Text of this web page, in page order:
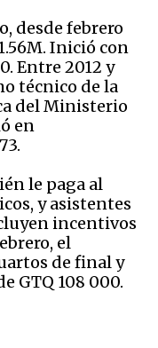
desde febrero
Inició con
Entre 2012 y
técnico de la
del Ministerio
en
le paga al
y asistentes
incentivos
el
de final y
GTQ 108 000.